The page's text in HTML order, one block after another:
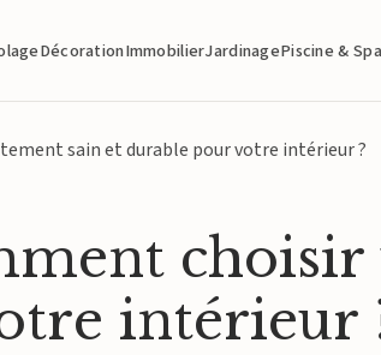
DécorationImmobilierJardinagePiscine & Spa
sain et durable pour votre intérieur ?
intérieur